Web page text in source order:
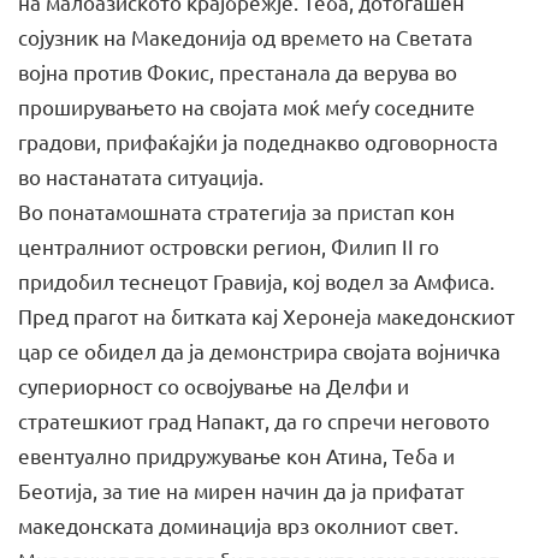
сојузник на Македонија од времето на Светата
војна против Фокис, престанала да верува во
проширувањето на својата моќ меѓу соседните
градови, прифаќајќи ја подеднакво одговорноста
во настанатата ситуација.
Во понатамошната стратегија за пристап кон
централниот островски регион, Филип II го
придобил теснецот Гравија, кој водел за Амфиса.
Пред прагот на битката кај Херонеја македонскиот
цар се обидел да ја демонстрира својата војничка
супериорност со освојување на Делфи и
стратешкиот град Напакт, да го спречи неговото
евентуално придружување кон Атина, Теба и
Беотија, за тие на мирен начин да ја прифатат
македонската доминација врз околниот свет.